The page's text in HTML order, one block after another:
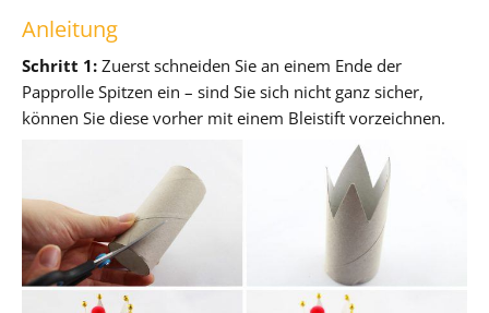
Anleitung
Schritt 1: Zuerst schneiden Sie an einem Ende der
Papprolle Spitzen ein – sind Sie sich nicht ganz sicher,
können Sie diese vorher mit einem Bleistift vorzeichnen.